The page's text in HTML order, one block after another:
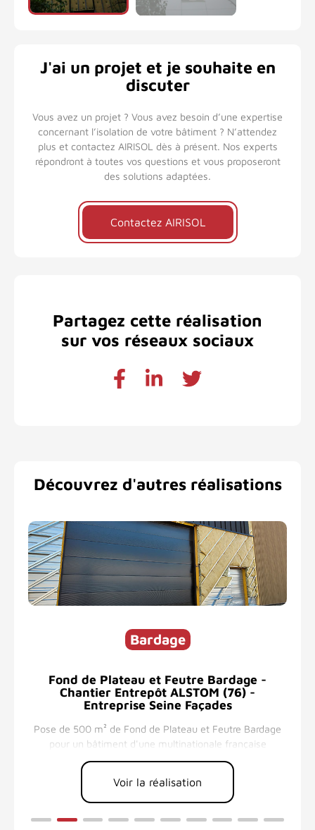
J'ai un projet et je souhaite en
discuter
Vous avez un projet ? Vous avez besoin d’une expertise
concernant l’isolation de votre bâtiment ? N’attendez
plus et contactez AIRISOL dès à présent. Nos experts
répondront à toutes vos questions et vous proposeront
des solutions adaptées.
Contactez AIRISOL
Partagez cette réalisation
sur vos réseaux sociaux
Découvrez d'autres réalisations
Bardage
Fond de Plateau et Feutre Bardage -
Chantier Entrepôt ALSTOM (76) -
Entreprise Seine Façades
Pose de 500 m² de Fond de Plateau et Feutre Bardage
pour un bâtiment d'une multinationale française
Voir la réalisation